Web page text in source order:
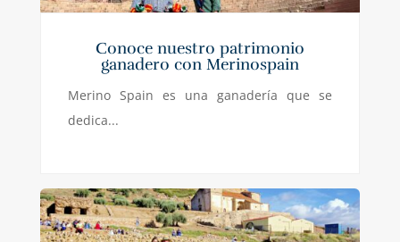
Conoce nuestro patrimonio
ganadero con Merinospain
Merino Spain es una ganadería que se
dedica...